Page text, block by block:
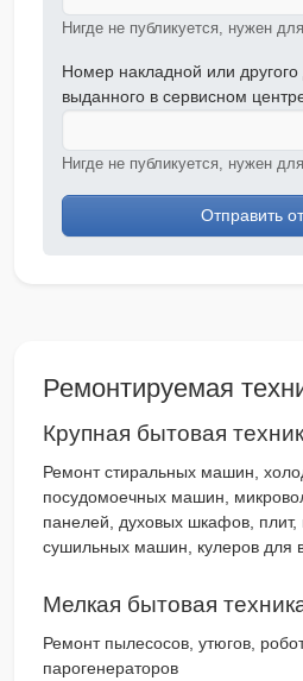
Нигде не публикуется, нужен
Номер накладной или другого
выданного в сервисном
Нигде не публикуется, нужен
Отправить
Ремонтируемая
Крупная бытовая
Ремонт стиральных машин,
посудомоечных машин,
панелей, духовых шкафов, плит,
сушильных машин, кулеров для
Мелкая бытовая
Ремонт пылесосов, утюгов,
парогенераторов